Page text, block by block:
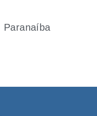
Paranaíba